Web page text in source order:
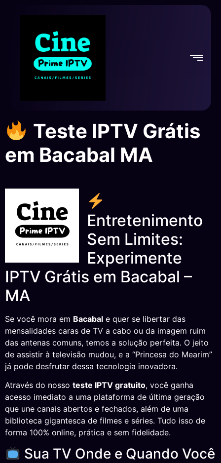
Teste IPTV Grátis
em Bacabal MA
Entretenimento
Sem Limites:
Experimente
IPTV Grátis em Bacabal –
MA
Se você mora em Bacabal e quer se libertar das
mensalidades caras de TV a cabo ou da imagem ruim
das antenas comuns, temos a solução perfeita. O jeito
de assistir à televisão mudou, e a “Princesa do Mearim”
já pode desfrutar dessa tecnologia inovadora.
Através do nosso teste IPTV gratuito, você ganha
acesso imediato a uma plataforma de última geração
que une canais abertos e fechados, além de uma
biblioteca gigantesca de filmes e séries. Tudo isso de
forma 100% online, prática e sem fidelidade.
Sua TV Onde e Quando Você